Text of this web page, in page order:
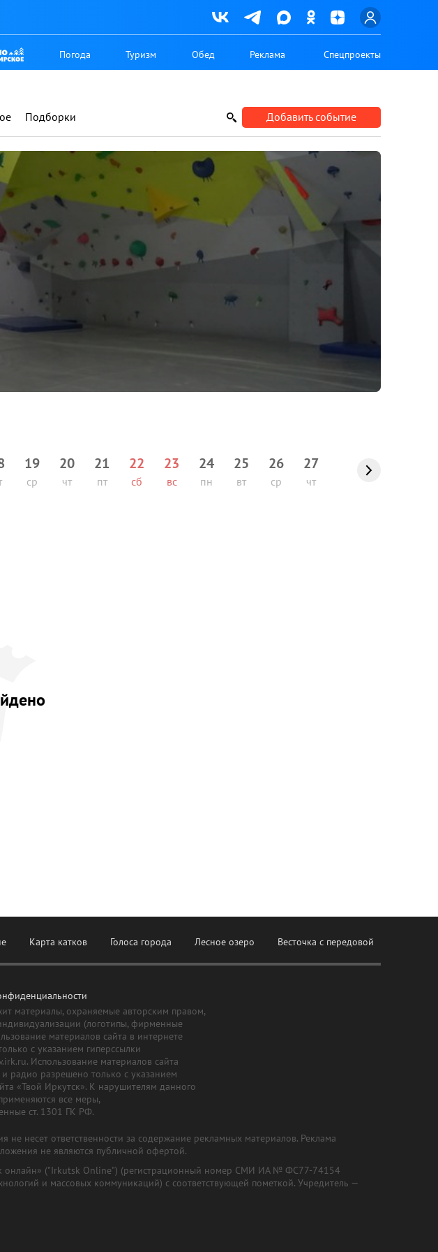
Погода Туризм Обед Реклама Спецпроекты
Подборки Добавить событие
19
ср
20
чт
21
пт
22
сб
23
вс
24
пн
25
вт
26
ср
27
чт
Карта катков Голоса города Лесное озеро Весточка с передовой
материалы, охраняемые авторским правом,
(логотипы, фирменные
материалов сайта в интернете
с указанием гиперссылки
Использование материалов сайта
и радио разрешено только с указанием
«Твой Иркутск». К нарушителям данного
все меры,
ст. 1301 ГК РФ.
не несет ответственности за содержание рекламных материалов. Реклама
не являются публичной офертой.
онлайн» ("Irkutsk Online") (регистрационный номер СМИ ИА № ФС77-74154
и массовых коммуникаций) с соответствующей пометкой. Учредитель —